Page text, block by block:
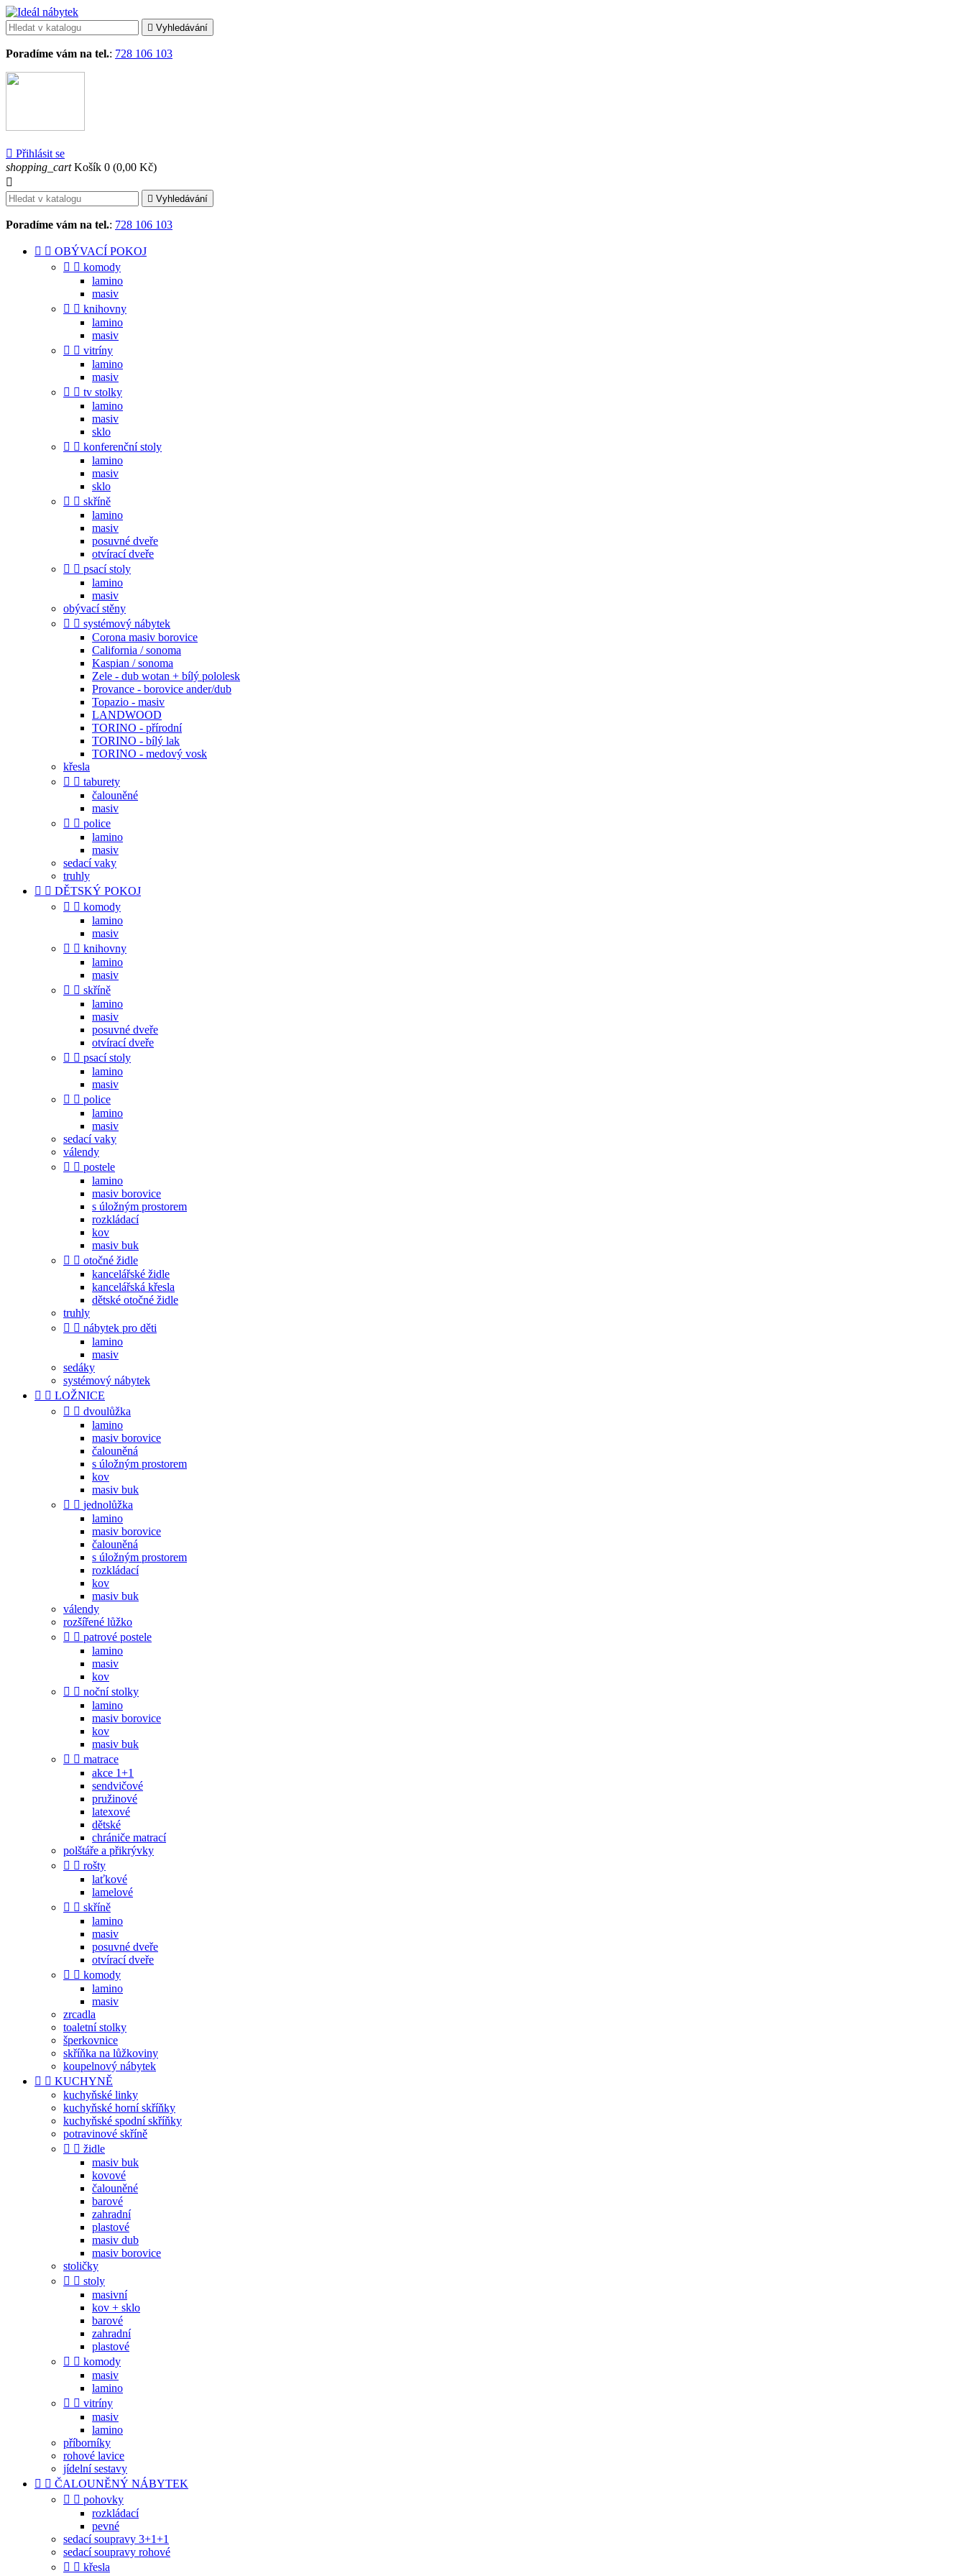
 Vyhledávání
Poradíme vám na tel.: 728 106 103
 Přihlásit se
shopping_cart Košík 0 (0,00 Kč)

 Vyhledávání
Poradíme vám na tel.: 728 106 103
  OBÝVACÍ POKOJ
  komody
lamino
masiv
  knihovny
lamino
masiv
  vitríny
lamino
masiv
  tv stolky
lamino
masiv
sklo
  konferenční stoly
lamino
masiv
sklo
  skříně
lamino
masiv
posuvné dveře
otvírací dveře
  psací stoly
lamino
masiv
obývací stěny
  systémový nábytek
Corona masiv borovice
California / sonoma
Kaspian / sonoma
Zele - dub wotan + bílý pololesk
Provance - borovice ander/dub
Topazio - masiv
LANDWOOD
TORINO - přírodní
TORINO - bílý lak
TORINO - medový vosk
křesla
  taburety
čalouněné
masiv
  police
lamino
masiv
sedací vaky
truhly
  DĚTSKÝ POKOJ
  komody
lamino
masiv
  knihovny
lamino
masiv
  skříně
lamino
masiv
posuvné dveře
otvírací dveře
  psací stoly
lamino
masiv
  police
lamino
masiv
sedací vaky
válendy
  postele
lamino
masiv borovice
s úložným prostorem
rozkládací
kov
masiv buk
  otočné židle
kancelářské židle
kancelářská křesla
dětské otočné židle
truhly
  nábytek pro děti
lamino
masiv
sedáky
systémový nábytek
  LOŽNICE
  dvoulůžka
lamino
masiv borovice
čalouněná
s úložným prostorem
kov
masiv buk
  jednolůžka
lamino
masiv borovice
čalouněná
s úložným prostorem
rozkládací
kov
masiv buk
válendy
rozšířené lůžko
  patrové postele
lamino
masiv
kov
  noční stolky
lamino
masiv borovice
kov
masiv buk
  matrace
akce 1+1
sendvičové
pružinové
latexové
dětské
chrániče matrací
polštáře a přikrývky
  rošty
laťkové
lamelové
  skříně
lamino
masiv
posuvné dveře
otvírací dveře
  komody
lamino
masiv
zrcadla
toaletní stolky
šperkovnice
skříňka na lůžkoviny
koupelnový nábytek
  KUCHYNĚ
kuchyňské linky
kuchyňské horní skříňky
kuchyňské spodní skříňky
potravinové skříně
  židle
masiv buk
kovové
čalouněné
barové
zahradní
plastové
masiv dub
masiv borovice
stoličky
  stoly
masivní
kov + sklo
barové
zahradní
plastové
  komody
masiv
lamino
  vitríny
masiv
lamino
příborníky
rohové lavice
jídelní sestavy
  ČALOUNĚNÝ NÁBYTEK
  pohovky
rozkládací
pevné
sedací soupravy 3+1+1
sedací soupravy rohové
  křesla